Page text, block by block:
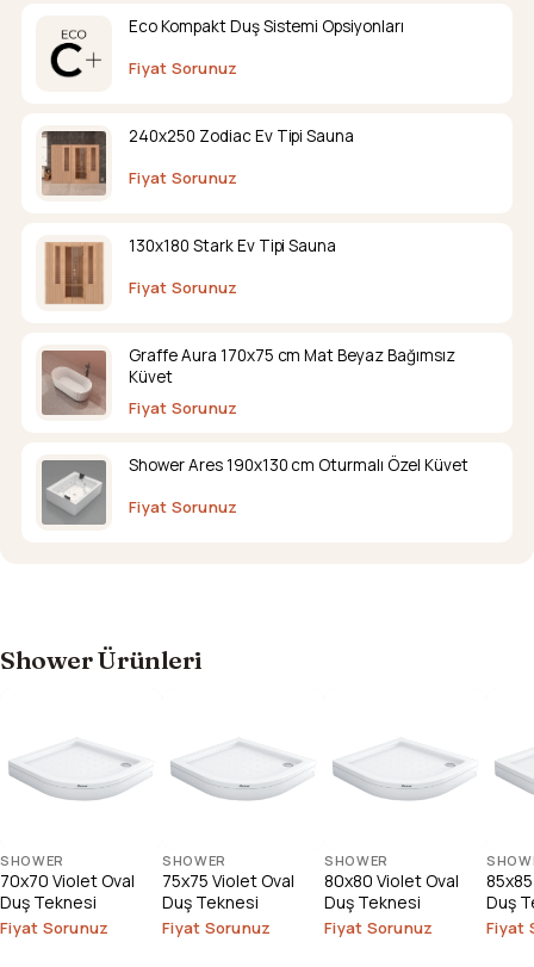
Eco Kompakt Duş Sistemi Opsiyonları
Fiyat Sorunuz
240x250 Zodiac Ev Tipi Sauna
Fiyat Sorunuz
130x180 Stark Ev Tipi Sauna
Fiyat Sorunuz
Graffe Aura 170x75 cm Mat Beyaz Bağımsız
Küvet
Fiyat Sorunuz
Shower Ares 190x130 cm Oturmalı Özel Küvet
Fiyat Sorunuz
Shower Ürünleri
SHOWER
70x70 Violet Oval
Duş Teknesi
Fiyat Sorunuz
SHOWER
75x75 Violet Oval
Duş Teknesi
Fiyat Sorunuz
SHOWER
80x80 Violet Oval
Duş Teknesi
Fiyat Sorunuz
Duş
Fiyat